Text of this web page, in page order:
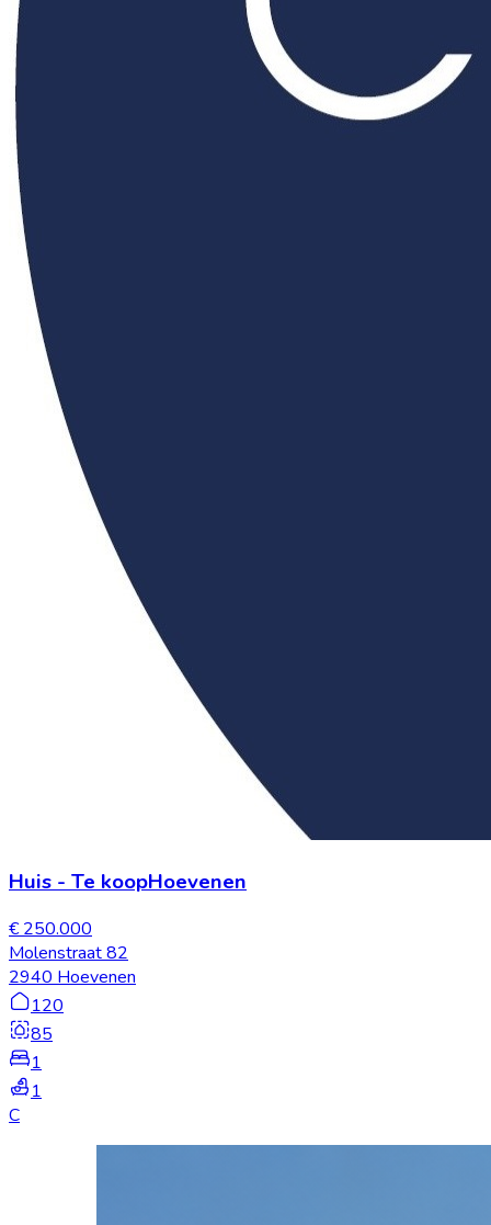
Huis - Te koopHoevenen
€ 250.000
Molenstraat 82
2940 Hoevenen
120
85
1
1
C